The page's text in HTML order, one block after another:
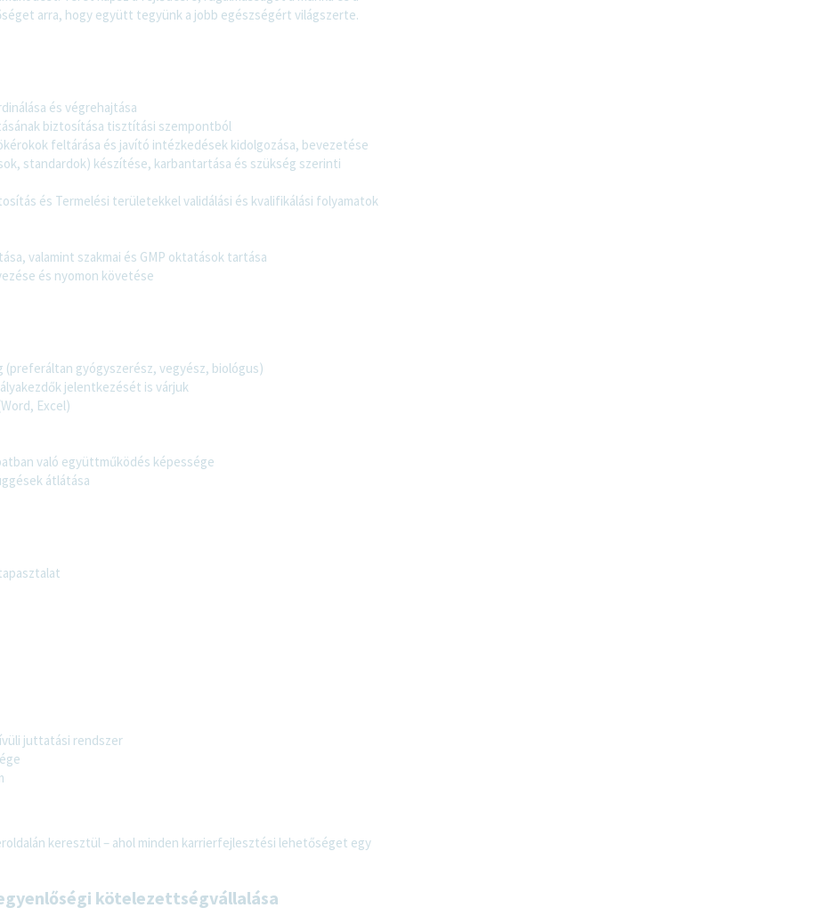
arra, hogy együtt tegyünk a jobb egészségért világszerte.
és végrehajtása
biztosítása tisztítási szempontból
feltárása és javító intézkedések kidolgozása, bevezetése
standardok) készítése, karbantartása és szükség szerinti
és Termelési területekkel validálási és kvalifikálási folyamatok
valamint szakmai és GMP oktatások tartása
és nyomon követése
gyógyszerész, vegyész, biológus)
jelentkezését is várjuk
Excel)
való együttműködés képessége
átlátása
juttatási rendszer
keresztül – ahol minden karrierfejlesztési lehetőséget egy
kötelezettségvállalása